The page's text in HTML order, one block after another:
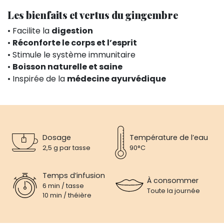
Les bienfaits et vertus du gingembre
• Facilite la digestion
• Réconforte le corps et l’esprit
• Stimule le système immunitaire
• Boisson naturelle et saine
• Inspirée de la médecine ayurvédique
Dosage
2,5 g par tasse
Température de l’eau
90°C
Temps d’infusion
6 min / tasse
10 min / théière
À consommer
Toute la journée